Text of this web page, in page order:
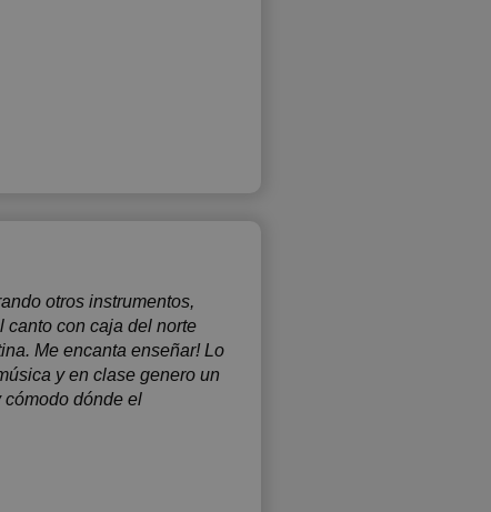
otros instrumentos,
canto con caja del norte
Me encanta enseñar! Lo
y en clase genero un
cómodo dónde el